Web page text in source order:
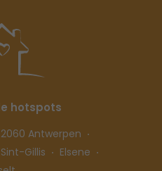
hotspots
2060 Antwerpen
Sint-Gillis
Elsene